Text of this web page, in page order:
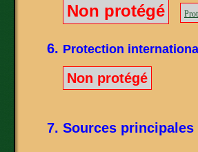
Non protégé
Protection
Non protégé
Sources principales